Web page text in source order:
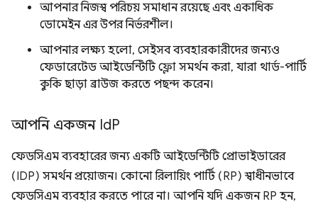
আপনার নিজস্ব পরিচয় সমাধান রয়েছে এবং একাধিক
ডোমেইন এর উপর নির্ভরশীল।
আপনার লক্ষ্য হলো, সেইসব ব্যবহারকারীদের জন্যও
ফেডারেটেড আইডেন্টিটি ফ্লো সমর্থন করা, যারা থার্ড-পার্টি
কুকি ছাড়া ব্রাউজ করতে পছন্দ করেন।
আপনি একজন IdP
ফেডসিএম ব্যবহারের জন্য একটি আইডেন্টিটি প্রোভাইডারের
(IDP) সমর্থন প্রয়োজন। কোনো রিলায়িং পার্টি (RP) স্বাধীনভাবে
ফেডসিএম ব্যবহার করতে পারে না। আপনি যদি একজন RP হন,